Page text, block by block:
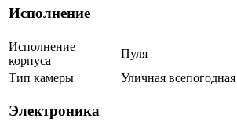
Исполнение
Исполнение
корпуса
Пуля
Тип камеры
Уличная всепогодная
Электроника